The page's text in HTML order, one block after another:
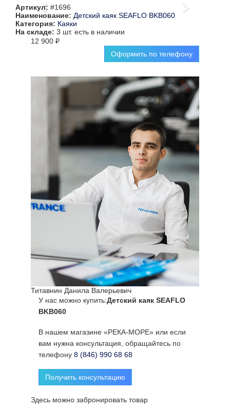
Артикул: #1696
Наименование: Детский каяк SEAFLO BKB060
Категория: Каяки
На складе: 3 шт. есть в наличии
12 900 ₽
Оформить по телефону
Титавнин Данила Валерьевич
У нас можно купить:Детский каяк SEAFLO
BKB060
В нашем магазине «РЕКА-МОРЕ» или если
вам нужна консультация, обращайтесь по
телефону 8 (846) 990 68 68
Получить консультацию
Здесь можно забронировать товар